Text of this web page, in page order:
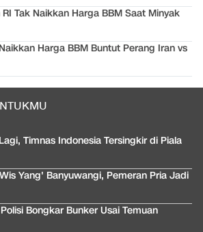
Tak Naikkan Harga BBM Saat Minyak
Harga BBM Buntut Perang Iran vs
Timnas Indonesia Tersingkir di Piala
Yang' Banyuwangi, Pemeran Pria Jadi
Bongkar Bunker Usai Temuan